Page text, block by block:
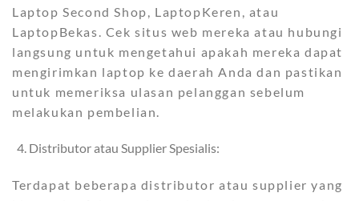
Laptop Second Shop, LaptopKeren, atau
LaptopBekas. Cek situs web mereka atau hubungi
langsung untuk mengetahui apakah mereka dapat
mengirimkan laptop ke daerah Anda dan pastikan
untuk memeriksa ulasan pelanggan sebelum
melakukan pembelian.
Distributor atau Supplier Spesialis:
Terdapat beberapa distributor atau supplier yang